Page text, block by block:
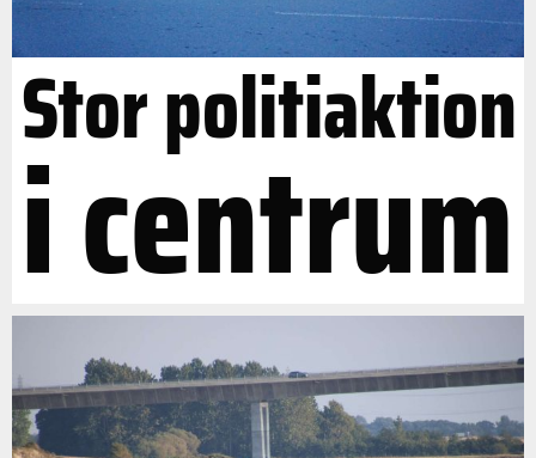
Stor politiaktion
i centrum